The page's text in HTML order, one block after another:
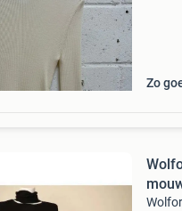
Zo